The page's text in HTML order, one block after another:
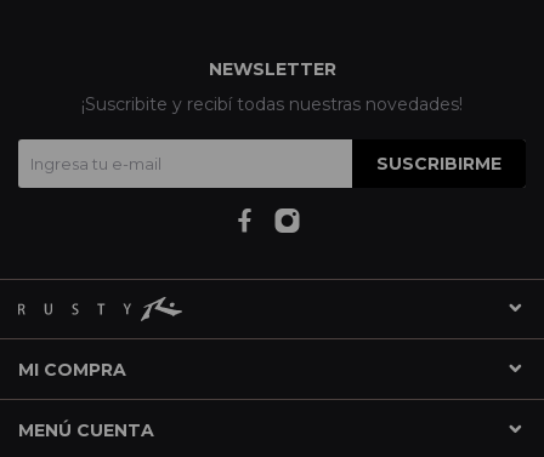
MI COMPRA
MENÚ CUENTA
NEWSLETTER
¡Suscribite y recibí todas nuestras novedades!
SUSCRIBIRME